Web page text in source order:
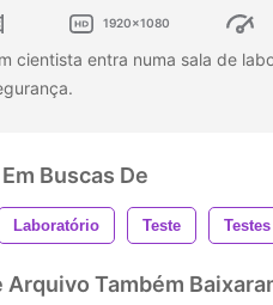
1920x1080
cientista entra numa sala de
Buscas De
Laboratório Teste Testes
Arquivo Também